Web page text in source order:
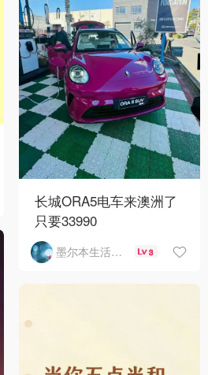
长城ORA5电车来澳洲了
只要33990
墨尔本生活指南 3